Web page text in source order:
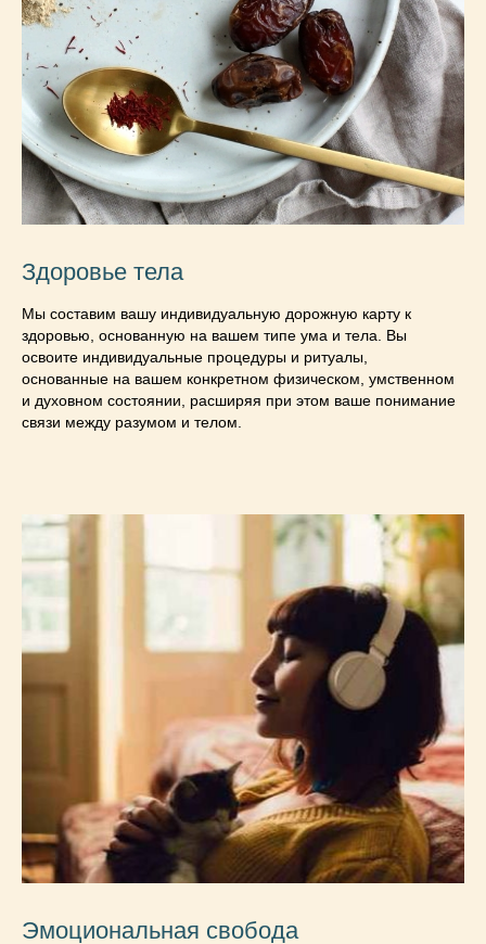
Здоровье тела
Мы составим вашу индивидуальную дорожную карту к
здоровью, основанную на вашем типе ума и тела. Вы
освоите индивидуальные процедуры и ритуалы,
основанные на вашем конкретном физическом, умственном
и духовном состоянии, расширяя при этом ваше понимание
связи между разумом и телом.
Эмоциональная свобода